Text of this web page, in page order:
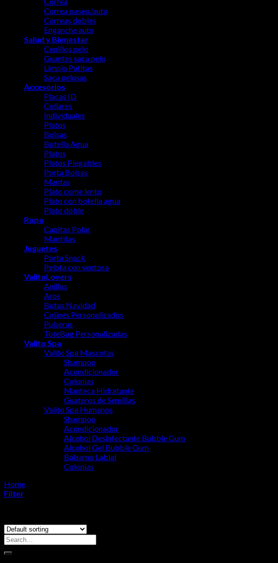
No products in the cart.
Correa paseo/auto
Correas dobles
Enganche auto
Salud y Bienestar
Cepillos pelo
Guantes saca pelo
Limpia Patitas
Saca pelusas
Accesorios
Placas ID
Collares
Individuales
Platos
Bolsas
Botella Agua
Platos
Platos Plegables
Porta Bolsas
Mantas
Plato come lento
Plato con botella agua
Plato doble
Ropa
Capitas Polar
Mantitas
Juguetes
Porta Snack
Pelota con ventosa
ValitoLovers
Anillos
Aros
Botas Navidad
Cojines Personalizados
Pulseras
ToteBag Personalizadas
Valito Spa
Valito Spa Mascotas
Shampoo
Acondicionador
Colonias
Manteca Hidratante
Guateros de Semillas
Valito Spa Humanos
Shampoo
Acondicionador
Alcohol Desinfectante Bubble Gum
Alcohol Gel Bubble Gum
Bálsamo Labial
Colonias
Home
Filter
Search
for: